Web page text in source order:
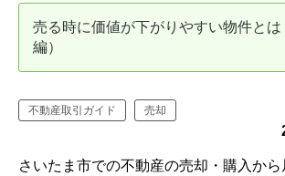
売る時に価値が下がりやすい物件と
編）
不動産取引ガイド 売却
さいたま市での不動産の売却・購入か